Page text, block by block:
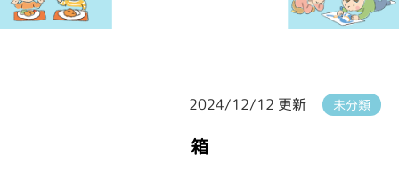
2024/12/12 更新 未分類
箱